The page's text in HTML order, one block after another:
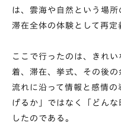
は、雲海や自然という場
滞在全体の体験として再定
ここで行ったのは、きれ
着、滞在、挙式、その後
流れに沿って情報と感情
げるか」ではなく「どん
したのである。